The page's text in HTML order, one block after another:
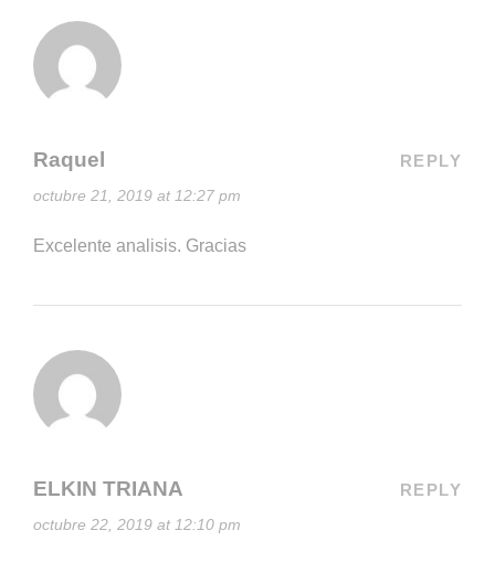
Raquel
octubre 21, 2019 at 12:27 pm
REPLY
Excelente analisis. Gracias
ELKIN TRIANA
octubre 22, 2019 at 12:10 pm
REPLY